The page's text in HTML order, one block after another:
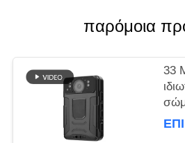
ΥΠΟΘΈΣΕΙΣ
ΖΗΤΉΣΤΕ
ΜΙΑ
ΠΡΟΣΦΟΡΆ
παρόμοια
33